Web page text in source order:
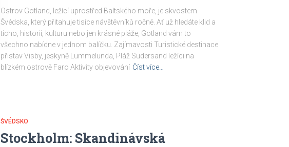
Ostrov Gotland, ležící uprostřed Baltského moře, je skvostem
Švédska, který přitahuje tisíce návštěvníků ročně. Ať už hledáte klid a
ticho, historii, kulturu nebo jen krásné pláže, Gotland vám to
všechno nabídne v jednom balíčku. Zajímavosti Turistické destinace
přistav Visby, jeskyně Lummelunda, Pláž Sudersand ležíci na
blízkém ostrově Faro Aktivity objevování Číst více…
ŠVÉDSKO
Stockholm: Skandinávská